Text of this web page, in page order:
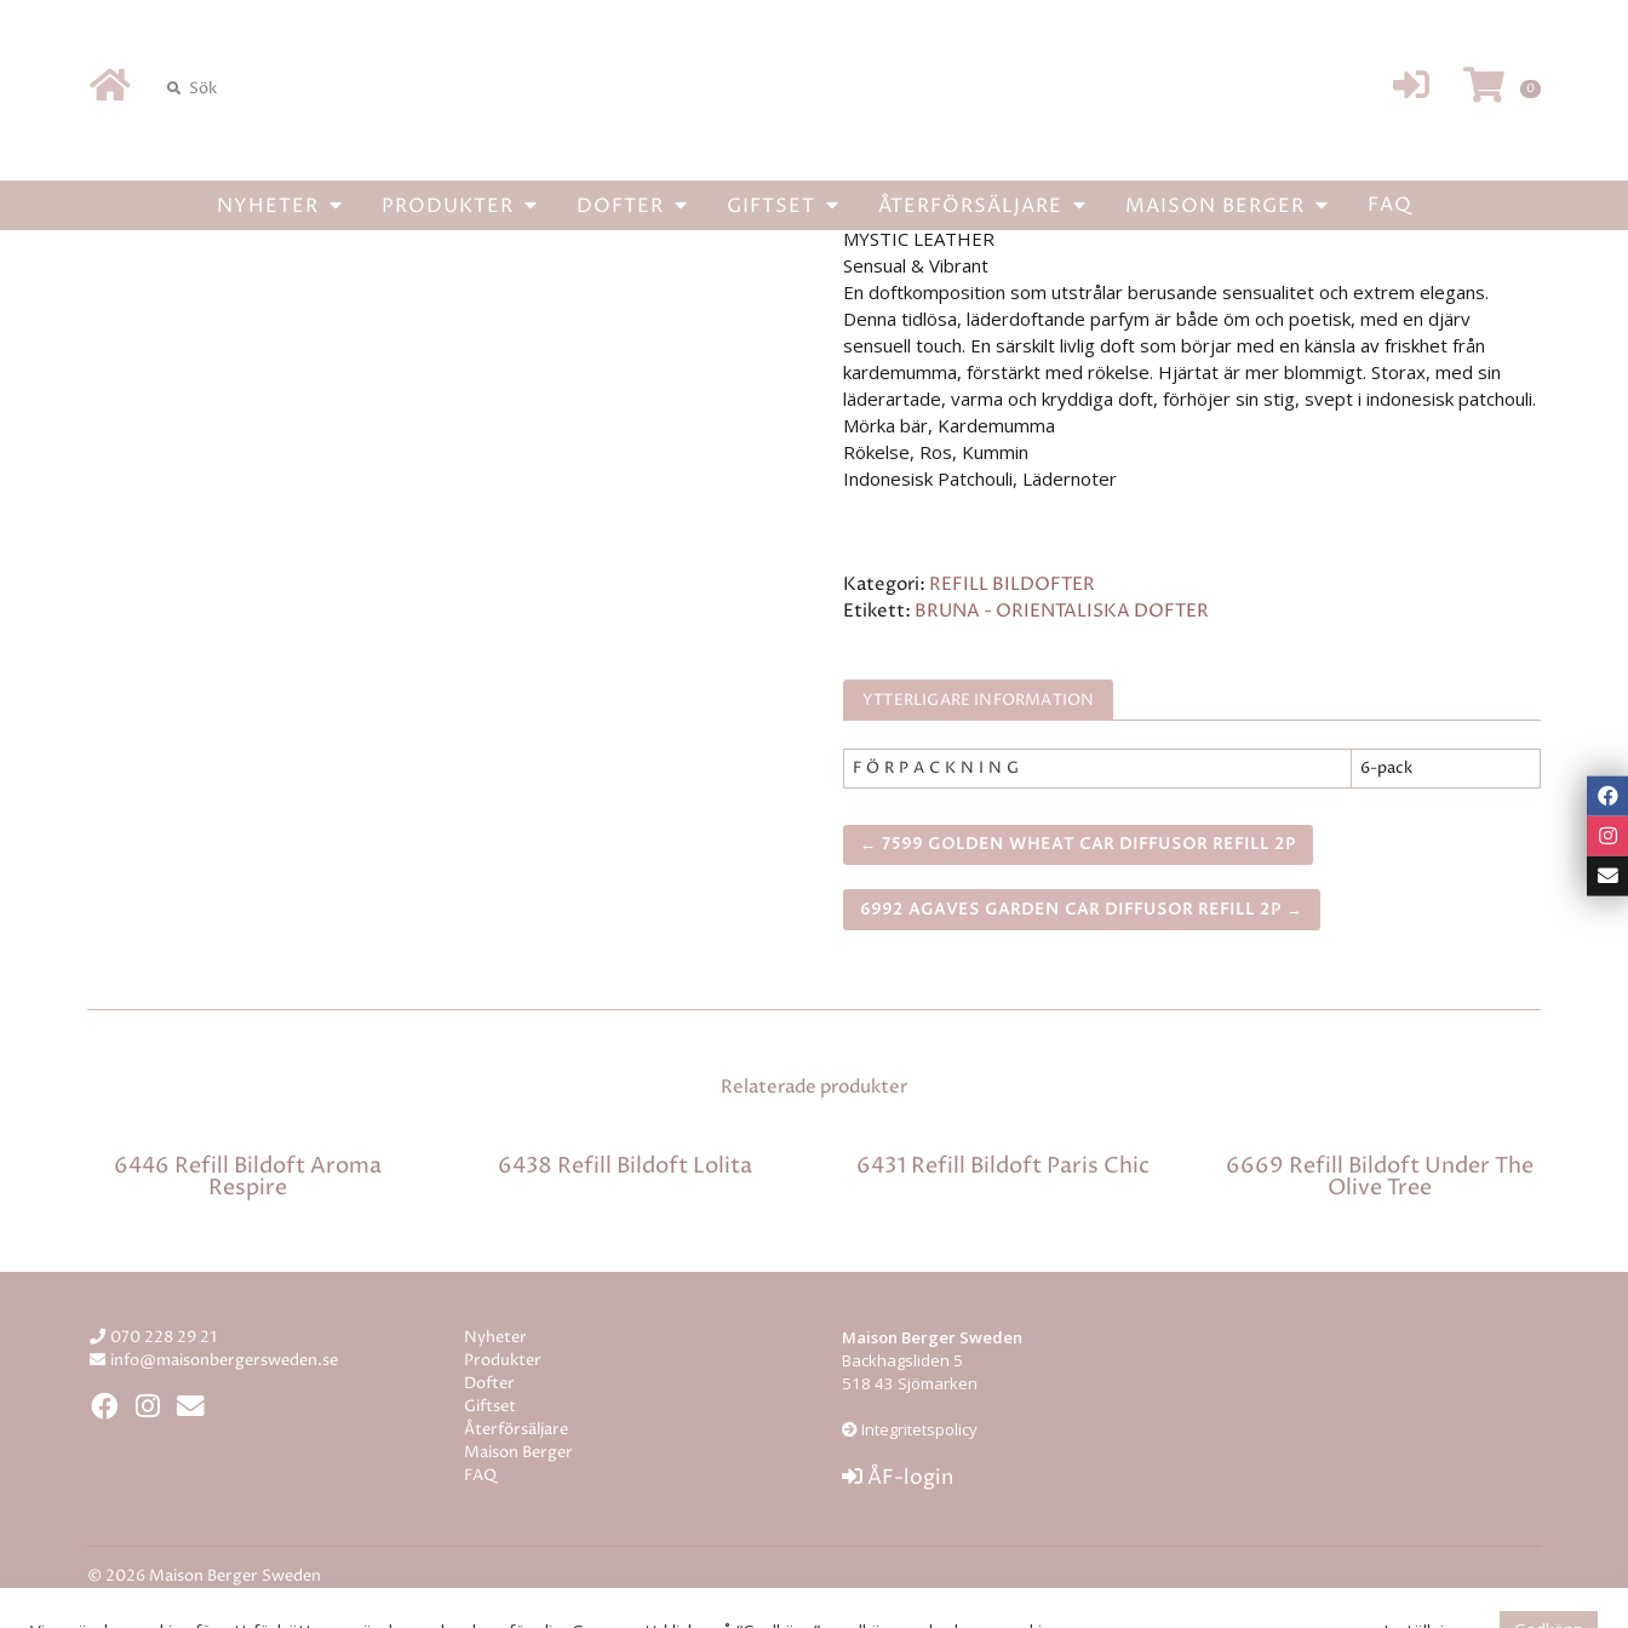
Hem 0
LOGGA
NYHETER PRODUKTER DOFTER GIFTSET ÅTERFÖRSÄLJARE MAISON BERGER FAQ
Detta är refill till våra Car Diffusor. Varje ”puck” räcker i 4-6 veckor.
MYSTIC LEATHER
Sensual & Vibrant
En doftkomposition som utstrålar berusande sensualitet och extrem elegans.
Denna tidlösa, läderdoftande parfym är både öm och poetisk, med en djärv
sensuell touch. En särskilt livlig doft som börjar med en känsla av friskhet från
kardemumma, förstärkt med rökelse. Hjärtat är mer blommigt. Storax, med sin
läderartade, varma och kryddiga doft, förhöjer sin stig, svept i indonesisk patchouli.
Mörka bär, Kardemumma
Rökelse, Ros, Kummin
Indonesisk Patchouli, Lädernoter
Kategori: REFILL BILDOFTER
Etikett: BRUNA - ORIENTALISKA DOFTER
YTTERLIGARE INFORMATION
FÖRPACKNING 6-pack
← 7599 GOLDEN WHEAT CAR DIFFUSOR REFILL 2P
6992 AGAVES GARDEN CAR DIFFUSOR REFILL 2P →
Relaterade produkter
6446 Refill Bildoft Aroma
Respire
6438 Refill Bildoft Lolita 6431 Refill Bildoft Paris Chic 6669 Refill Bildoft Under The
Olive Tree
070 228 29 21
info@maisonbergersweden.se
Nyheter
Produkter
Dofter
Giftset
Återförsäljare
Maison Berger
FAQ
Maison Berger Sweden
Backhagsliden 5
518 43 Sjömarken
Integritetspolicy
ÅF-login
© 2026 Maison Berger Sweden